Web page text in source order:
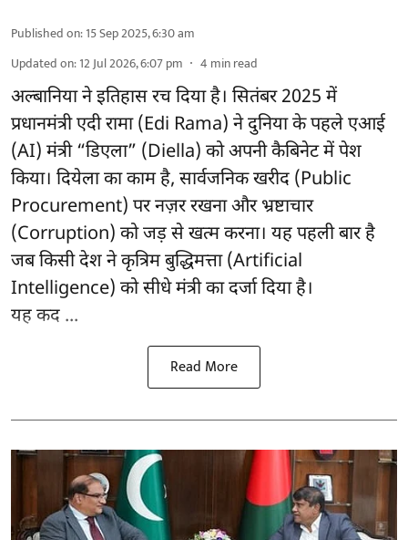
Published on:15 Sep 2025, 6:30 am
Updated on:12 Jul 2026, 6:07 pm 4 min read
अल्बानिया ने इतिहास रच दिया है। सितंबर 2025 में
प्रधानमंत्री एदी रामा (Edi Rama) ने दुनिया के पहले एआई
(AI) मंत्री “डिएला” (Diella) को अपनी कैबिनेट में पेश
किया। दियेला का काम है, सार्वजनिक खरीद (Public
Procurement) पर नज़र रखना और भ्रष्टाचार
(Corruption) को जड़ से खत्म करना। यह पहली बार है
जब किसी देश ने कृत्रिम बुद्धिमत्ता (Artificial
Intelligence) को सीधे मंत्री का दर्जा दिया है।
यह कद ...
Read More